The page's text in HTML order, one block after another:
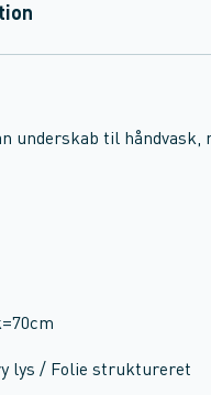
underskab til håndvask,
lys / Folie struktureret